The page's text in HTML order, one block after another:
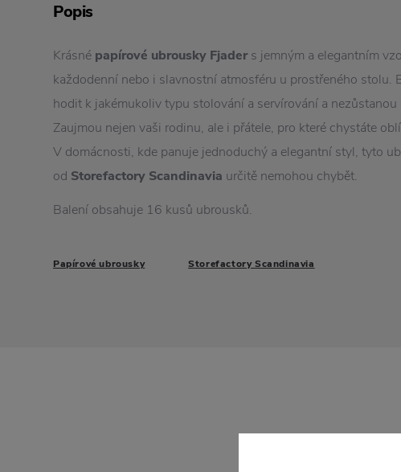
Popis
Krásné papírové ubrousky Fjaders jemným a elegantním
každodenní nebo i slavnostní atmosféru u prostřeného stolu.
hodit k jakémukoliv typu stolování a servírování a
Zaujmou nejen vaši rodinu, ale i přátele, pro které chystáte
V domácnosti, kde panuje jednoduchý a elegantní styl, tyto
od Storefactory Scandinavia určitě nemohou chybět.
Balení obsahuje 16 kusů ubrousků.
Papírové ubrousky Storefactory Scandinavia